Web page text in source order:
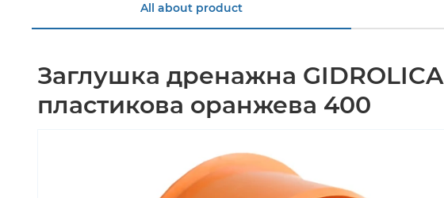
All about product
Заглушка дренажна GIDROLICA
пластикова оранжева 400